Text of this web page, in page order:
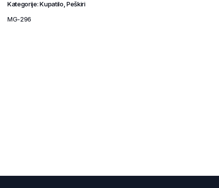
Kategorije:Kupatilo Peškiri
MG-296